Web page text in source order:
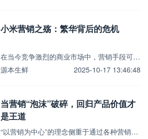
小米营销之殇：繁华背后的危机
在当今竞争激烈的商业市场中，营销手段可谓五花八门，其重要性不言而喻。以小米公司为例，小米向来以独特且...
源本生鲜
2025-10-17 13:46:48
当营销“泡沫”破碎，回归产品价值才
是王道
“以营销为中心”的理念侧重于通过各种营销手段和策略，吸引客户的注意力，促进产品或服务的销售。这种理念...